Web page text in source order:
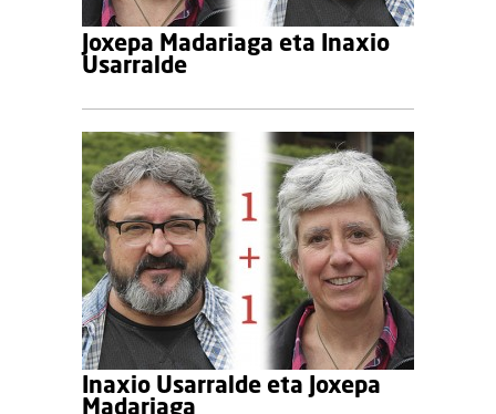
Joxepa Madariaga eta Inaxio
Usarralde
Inaxio Usarralde eta Joxepa